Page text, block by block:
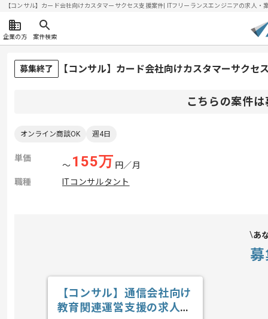
【コンサル】カード会社向けカスタマーサクセス支援案件| ITフリーランスエンジニアの求人
企業の方 案件検索
募集終了 【コンサル】カード会社向けカスタマーサクセ
こちらの案件
オンライン商談OK 週4日
単価
〜 155万 円／月
職種
ITコンサルタント
あ
【コンサル】通信会社向け
教育関連運営支援の求人・